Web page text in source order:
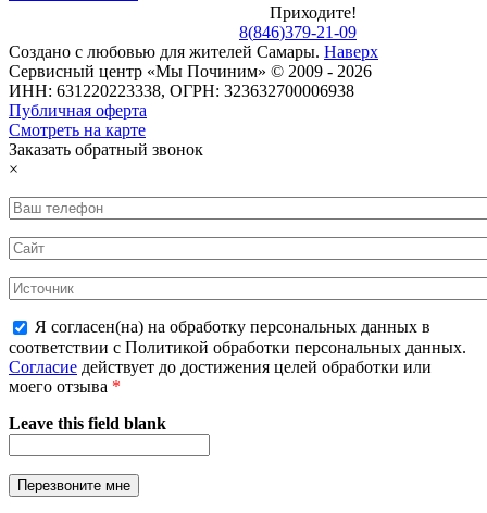
Приходите!
8(846)379-21-09
Создано с любовью для жителей Самары. Наверх
Сервисный центр «Мы Починим» © 2009 - 2026
ИНН: 631220223338, ОГРН: 323632700006938
Публичная оферта
Смотреть на карте
Заказать обратный звонок
×
Я согласен(на) на обработку персональных данных в
соответствии с Политикой обработки персональных данных.
Согласие действует до достижения целей обработки или
моего отзыва *
Leave this field blank